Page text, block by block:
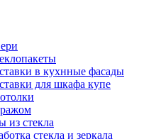
в кухнные фасады
для шкафа купе
из стекла
стекла и зеркала